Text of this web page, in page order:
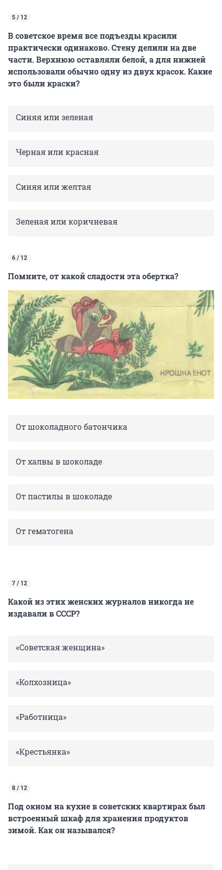
5 / 12
В советское время все подъезды красили
практически одинаково. Стену делили на две
части. Верхнюю оставляли белой, а для нижней
использовали обычно одну из двух красок. Какие
это были краски?
Синяя или зеленая
Черная или красная
Синяя или желтая
Зеленая или коричневая
6 / 12
Помните, от какой сладости эта обертка?
От шоколадного батончика
От халвы в шоколаде
От пастилы в шоколаде
От гематогена
7 / 12
Какой из этих женских журналов никогда не
издавали в СССР?
«Советская женщина»
«Колхозница»
«Работница»
«Крестьянка»
8 / 12
Под окном на кухне в советских квартирах был
встроенный шкаф для хранения продуктов
зимой. Как он назывался?